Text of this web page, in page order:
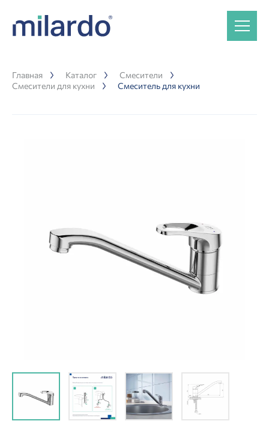
Главная Каталог
Смесители
Смесители для кухни
Смеситель для кухни